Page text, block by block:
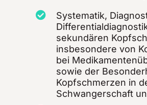
Systematik,
sekundären
insbesondere von
bei
sowie der
Kopfschmerzen in
Schwangerschaft